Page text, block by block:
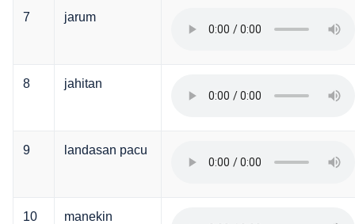
7 jarum
8 jahitan
9 landasan pacu
10 manekin